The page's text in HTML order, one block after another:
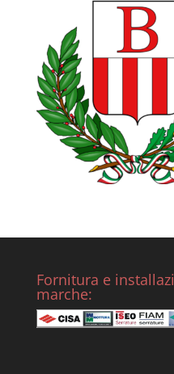
Fornitura e
marche: